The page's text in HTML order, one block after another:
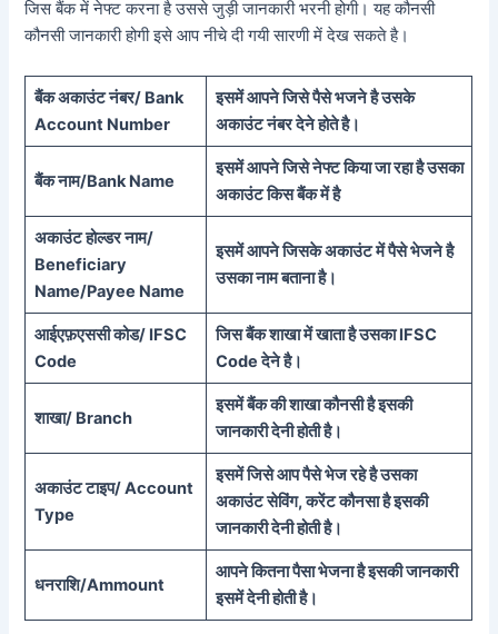
जिस बैंक में नेफ्ट करना है उससे जुड़ी जानकारी भरनी होगी। यह कौनसी
कौनसी जानकारी होगी इसे आप नीचे दी गयी सारणी में देख सकते है।
बैंक अकाउंट नंबर/ Bank
Account Number
इसमें आपने जिसे पैसे भजने है उसके
अकाउंट नंबर देने होते है।
बैंक नाम/Bank Name
इसमें आपने जिसे नेफ्ट किया जा रहा है उसका
अकाउंट किस बैंक में है
अकाउंट होल्डर नाम/
Beneficiary
Name/Payee Name
इसमें आपने जिसके अकाउंट में पैसे भेजने है
उसका नाम बताना है।
आईएफ़एससी कोड/ IFSC
Code
जिस बैंक शाखा में खाता है उसका IFSC
Code देने है।
शाखा/ Branch
इसमें बैंक की शाखा कौनसी है इसकी
जानकारी देनी होती है।
अकाउंट टाइप/ Account
Type
इसमें जिसे आप पैसे भेज रहे है उसका
अकाउंट सेविंग, करेंट कौनसा है इसकी
जानकारी देनी होती है।
धनराशि/Ammount
आपने कितना पैसा भेजना है इसकी जानकारी
इसमें देनी होती है।